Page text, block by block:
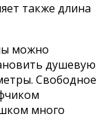
также длина
можно
душевую
Свободное
много